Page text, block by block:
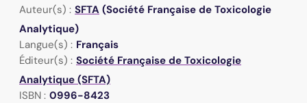
Auteur(s) : SFTA (Société Française de Toxicologie
Analytique)
Langue(s) : Français
Éditeur(s) : Société Française de Toxicologie
Analytique (SFTA)
ISBN : 0996-8423